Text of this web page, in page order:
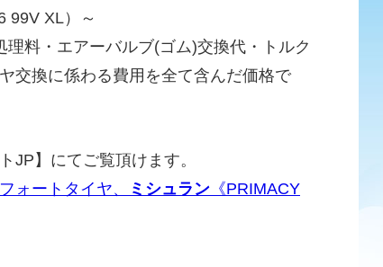
99V XL）～
料・エアーバルブ(ゴム)交換代・トルク
交換に係わる費用を全て含んだ価格で
JP】にてご覧頂けます。
ォートタイヤ、
ミシュラン 《PRIMACY